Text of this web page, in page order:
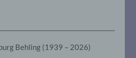
Behling (1939 – 2026)
persönlicher Vorlieben,
Verhalten,
Person zu analysieren oder